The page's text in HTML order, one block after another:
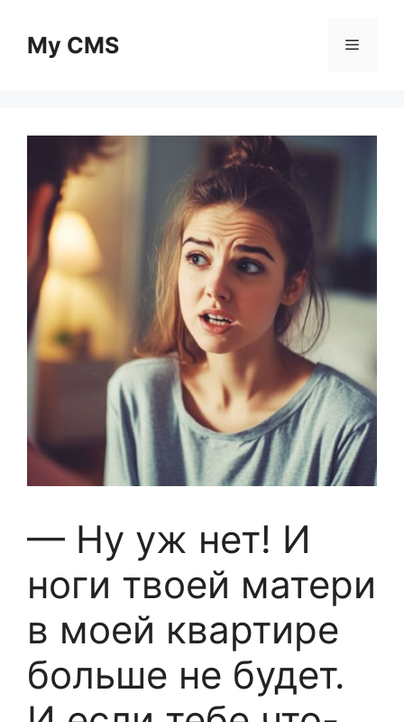
contentMy CMS Menu
— Ну уж нет! И
ноги твоей матери
в моей квартире
больше не будет.